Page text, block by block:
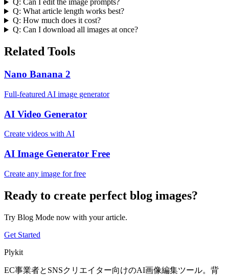
Q: Can I edit the image prompts?
Q: What article length works best?
Q: How much does it cost?
Q: Can I download all images at once?
Related Tools
Nano Banana 2
Full-featured AI image generator
AI Video Generator
Create videos with AI
AI Image Generator Free
Create any image for free
Ready to create perfect blog images?
Try Blog Mode now with your article.
Get Started
Plykit
EC事業者とSNSクリエイター向けのAI画像編集ツール。背